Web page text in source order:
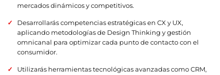
mercados dinámicos y competitivos.
Desarrollarás competencias estratégicas en CX y UX,
aplicando metodologías de Design Thinking y gestión
omnicanal para optimizar cada punto de contacto con el
consumidor.
Utilizarás herramientas tecnológicas avanzadas como CRM,